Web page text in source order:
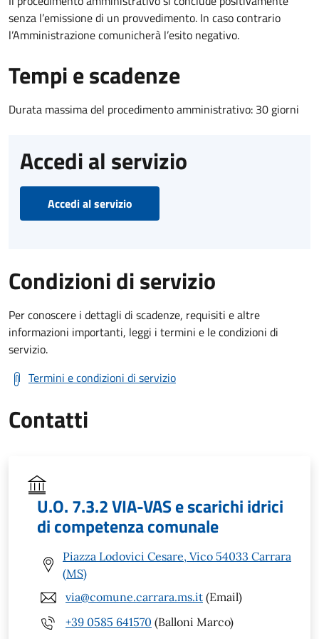
senza l’emissione di un provvedimento. In caso contrario
l’Amministrazione comunicherà l’esito negativo.
Tempi e scadenze
Durata massima del procedimento amministrativo: 30 giorni
Accedi al servizio
Accedi al servizio
Condizioni di servizio
Per conoscere i dettagli di scadenze, requisiti e altre
informazioni importanti, leggi i termini e le condizioni di
servizio.
Termini e condizioni di servizio
Contatti
U.O. 7.3.2 VIA-VAS e scarichi idrici
di competenza comunale
Piazza Lodovici Cesare, Vico 54033 Carrara
(MS)
via@comune.carrara.ms.it (Email)
+39 0585 641570 (Balloni Marco)